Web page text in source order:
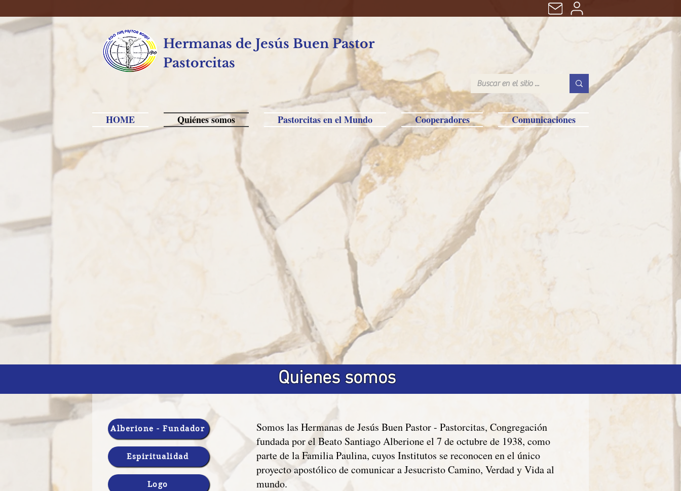
Hermanas de Jesús Buen Pastor
Pastorcitas
HOME Quiénes somos Pastorcitas en el Mundo Cooperadores Comunicaciones
Quienes somos
Alberione - Fundador
Espiritualidad
Logo
Somos las Hermanas de Jesús Buen Pastor - Pastorcitas, Congregación
fundada por el Beato Santiago Alberione el 7 de octubre de 1938, como
parte de la Familia Paulina, cuyos Institutos se reconocen en el único
proyecto apostólico de comunicar a Jesucristo Camino, Verdad y Vida al
mundo.